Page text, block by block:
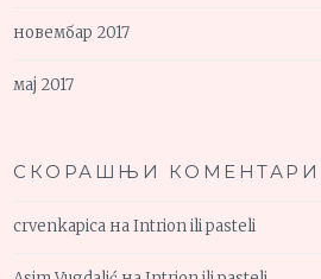
новембар 2017
мај 2017
СКОРАШЊИ КОМЕНТАРИ
crvenkapica наIntrion ili pasteli